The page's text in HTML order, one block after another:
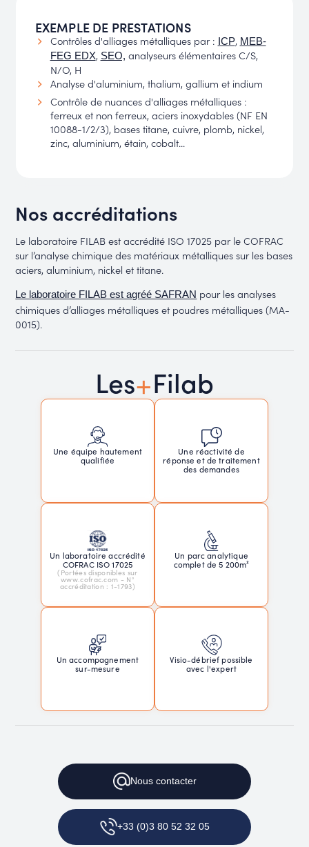
EXEMPLE DE PRESTATIONS
Contrôles d'alliages métalliques par : ICP, MEB-
FEG EDX, SEO, analyseurs élémentaires C/S,
N/O, H
Analyse d'aluminium, thalium, gallium et indium
Contrôle de nuances d'alliages métalliques :
ferreux et non ferreux, aciers inoxydables (NF EN
10088-1/2/3), bases titane, cuivre, plomb, nickel,
zinc, aluminium, étain, cobalt...
Nos accréditations
Le laboratoire FILAB est accrédité ISO 17025 par le COFRAC
sur l’analyse chimique des matériaux métalliques sur les bases
aciers, aluminium, nickel et titane.
Le laboratoire FILAB est agréé SAFRAN pour les analyses
chimiques d’alliages métalliques et poudres métalliques (MA-
0015).
Les+Filab
Une équipe hautement
qualifiée
Une réactivité de
réponse et de traitement
des demandes
Un laboratoire accrédité
COFRAC ISO 17025
(Portées disponibles sur
www.cofrac.com - N°
accréditation : 1-1793)
Un parc analytique
complet de 5 200m²
Un accompagnement
sur-mesure
Visio-débrief possible
avec l'expert
Nous contacter
+33 (0)3 80 52 32 05